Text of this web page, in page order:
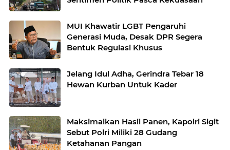
MUI Khawatir LGBT Pengaruhi
Generasi Muda, Desak DPR Segera
Bentuk Regulasi Khusus
Jelang Idul Adha, Gerindra Tebar 18
Hewan Kurban Untuk Kader
Maksimalkan Hasil Panen, Kapolri Sigit
Sebut Polri Miliki 28 Gudang
Ketahanan Pangan